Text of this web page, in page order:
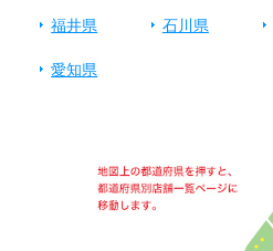
福井県
石川県
愛知県